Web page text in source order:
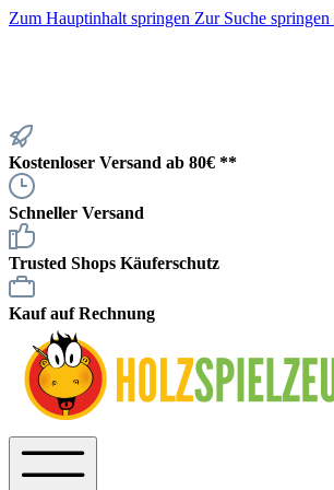
Zum Hauptinhalt springen Zur Suche springen
Kostenloser Versand ab 80€ **
Schneller Versand
Trusted Shops Käuferschutz
Kauf auf Rechnung